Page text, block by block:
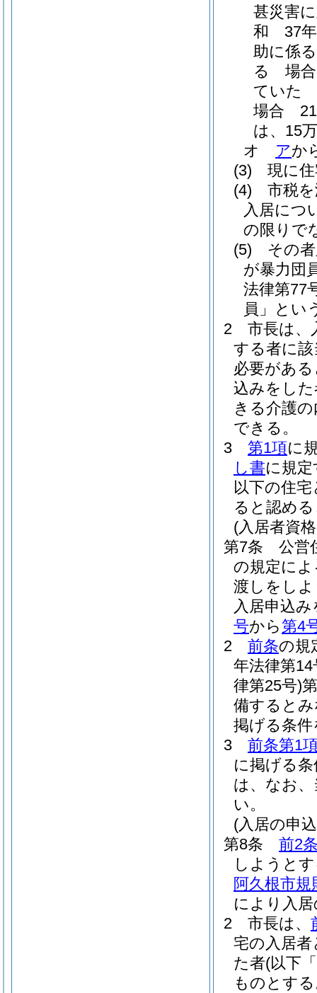
甚災害
和 37年
助に係
る 場合
ていた
場合 21
は、15
オ
アか
(3)
現に
(4)
市税
入居につ
の限りで
(5)
その
が暴力団
法律第77
員」とい
2
市長は、
する者に
必要があ
込みをし
きる介護
できる。
3
第1項に
し書に規
以下の住
ると認め
(入居者資
第7条
公営
の規定に
渡しをし
入居申込
号から第4
2
前条の規
年法律第14
律第25号)
備すると
掲げる条
3
前条第1
に掲げる
は、なお
い。
(入居の申
第8条
前2
しようと
阿久根市
により入
2
市長は、
宅の入居
た者(以下
ものとす